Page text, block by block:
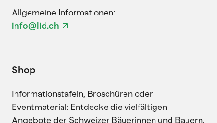
Allgemeine Informationen:
info@lid.ch
Shop
Informationstafeln, Broschüren oder
Eventmaterial: Entdecke die vielfältigen
Angebote der Schweizer Bäuerinnen und Bauern.